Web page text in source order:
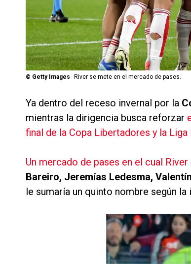
© Getty Images River se mete en el mercado de pases.
Ya dentro del receso invernal por la
mientras la dirigencia busca reforzar
final de la Copa Libertadores y la
Un mercado de pases en el cual
Bareiro, Jeremías Ledesma,
le sumaría un quinto nombre según